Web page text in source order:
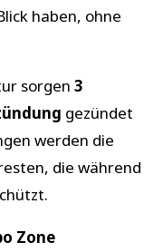
haben, ohne
sorgen 3
gezündet
werden die
die während
Zone